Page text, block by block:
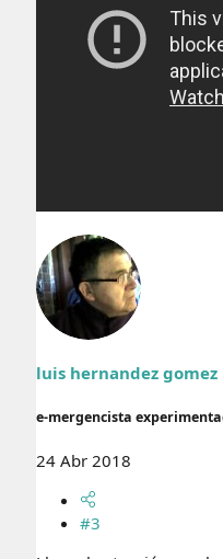
luis hernandez gomez
e-mergencista
24 Abr 2018
#3